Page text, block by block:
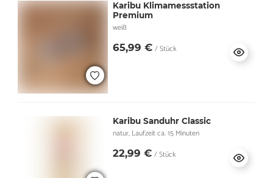
Karibu Klimamessstation
Premium
weiß
65,99 € / Stück
Karibu Sanduhr Classic
natur, Laufzeit ca. 15 Minuten
22,99 € / Stück